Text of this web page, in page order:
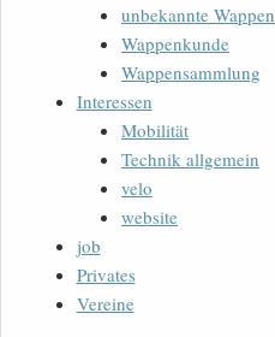
unbekannte Wappen
Wappenkunde
Wappensammlung
Interessen
Mobilität
Technik allgemein
velo
website
job
Privates
Vereine